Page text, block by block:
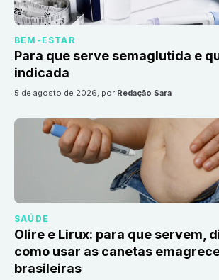
BEM-ESTAR
Para que serve semaglutida e
indicada
5 de agosto de 2026, por Redação Sara
SAÚDE
Olire e Lirux: para que servem,
como usar as canetas
brasileiras